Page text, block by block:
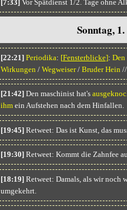
[7:33]Vor Spätdienst 1/2. Tage ohne
Sonntag,
[22:21] Periodika: [Fensterblicke]: Den
Wirkungen / Wegweiser/ Bruder Hein
[21:42]Den maschinist hat's
ihmein Aufstehen nach dem Hinfallen.
[19:45]Retweet: Das ist Kunst, das
[19:30]Retweet: Kommt die Zahnfee
[18:19]Retweet: Damals, als wir noch
umgekehrt.